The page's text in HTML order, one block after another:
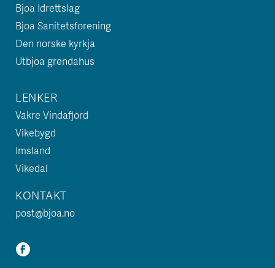
Bjoa Idrettslag
Bjoa Sanitetsforening
Den norske kyrkja
Utbjoa grendahus
LENKER
Vakre Vindafjord
Vikebygd
Imsland
Vikedal
KONTAKT
post@bjoa.no